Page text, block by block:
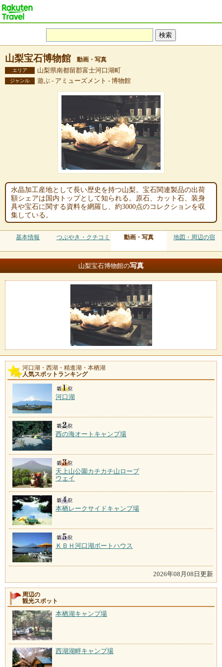
山梨宝石博物館 動画・写真
エリア 山梨県南都留郡富士河口湖町
ジャンル 遊ぶ - アミューズメント - 博物館
水晶加工産地として長い歴史を持つ山梨。宝石関連製品の出荷
額シェアは国内トップとして知られる。原石、カット石、装身
具や宝石に関する資料を網羅し、約3000点のコレクションを収
集している。
基本情報 つぶやき・クチコミ 動画・写真 地図・周辺の宿
山梨宝石博物館の写真
河口湖・西湖・精進湖・本栖湖
人気スポットランキング
河口湖
西の海オートキャンプ場
天上山公園カチカチ山ロープ
ウェイ
本栖レークサイドキャンプ場
ＫＢＨ河口湖ボートハウス
2026年08月08日更新
周辺の
観光スポット
本栖湖キャンプ場
西湖湖畔キャンプ場